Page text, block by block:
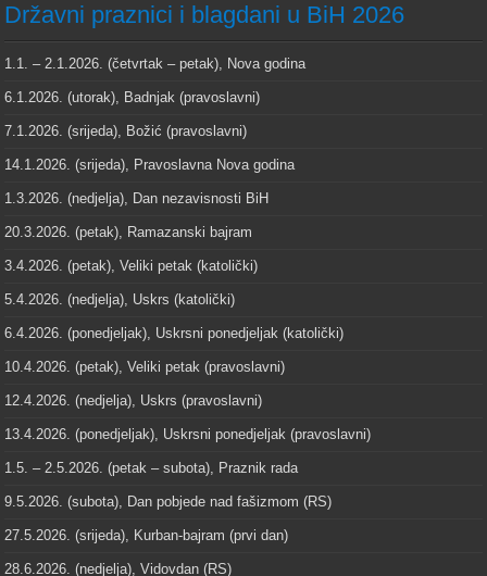
Državni praznici i blagdani u BiH 2026
1.1. – 2.1.2026. (četvrtak – petak), Nova godina
6.1.2026. (utorak), Badnjak (pravoslavni)
7.1.2026. (srijeda), Božić (pravoslavni)
14.1.2026. (srijeda), Pravoslavna Nova godina
1.3.2026. (nedjelja), Dan nezavisnosti BiH
20.3.2026. (petak), Ramazanski bajram
3.4.2026. (petak), Veliki petak (katolički)
5.4.2026. (nedjelja), Uskrs (katolički)
6.4.2026. (ponedjeljak), Uskrsni ponedjeljak (katolički)
10.4.2026. (petak), Veliki petak (pravoslavni)
12.4.2026. (nedjelja), Uskrs (pravoslavni)
13.4.2026. (ponedjeljak), Uskrsni ponedjeljak (pravoslavni)
1.5. – 2.5.2026. (petak – subota), Praznik rada
9.5.2026. (subota), Dan pobjede nad fašizmom (RS)
27.5.2026. (srijeda), Kurban-bajram (prvi dan)
28.6.2026. (nedjelja), Vidovdan (RS)